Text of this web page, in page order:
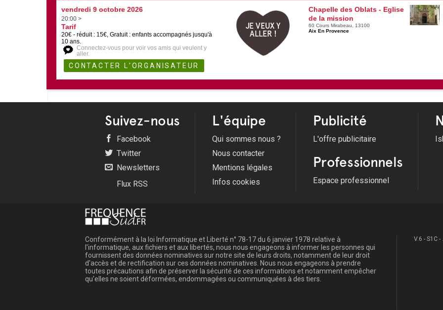
vendredi 9 octobre 2026
20:00 >
Tarif
20€ - réduit : 15€, Gratuit : enfants accompagnés jusqu'à
10 ans.
Connectez-vous pour voir vos amis qui veulent y
aller.
JE VEUX Y
ALLER !
Chapelle des Oblats - Eglise
de la mission
60 Cours Mirabeau, 13100
Aix En Provence
Suivez-nous
Facebook
Twitter
Newsletters
Flux RSS
L'équipe
Qui sommes nous ?
Nous contacter
Mentions légales
Infos cookies
Publicité
L'offre publicitaire
Professionnels
Espace professionnel
Conformément à la loi Informatique et Liberté n° 78-17 du 6 janvier 1978 relative à
l'informatique, aux fichiers et aux libertés, nous nous engageons à informer les personnes qui
fournissent des données nominatives sur notre site de leurs droits, notamment de leur droit
d'accès et de rectification sur ces données nominatives. Nous nous engageons à prendre
toutes précautions afin de préserver la sécurité de ces informations et notamment empêcher
qu'elles ne soient déformées, endommagées ou communiquées à des tiers.
V.6 - S1C